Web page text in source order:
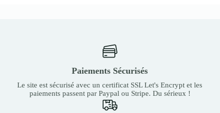
Paiements Sécurisés
Le site est sécurisé avec un certificat SSL Let's Encrypt et les
paiements passent par Paypal ou Stripe. Du sérieux !